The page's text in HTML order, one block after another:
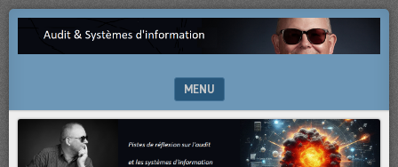
AUDIT
D'INFORMATION
Pistes
et
systèmes
MENU
SKIP TO CONTENT